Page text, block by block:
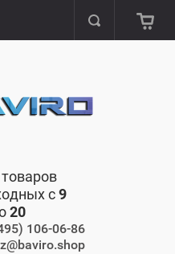
с9
20
106-06-86